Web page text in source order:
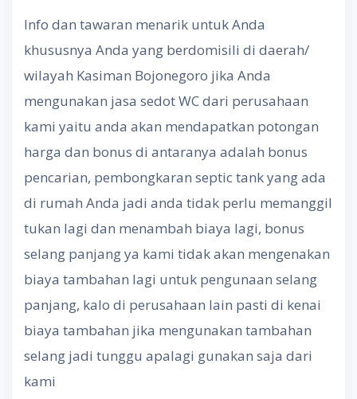
Info dan tawaran menarik untuk Anda
khususnya Anda yang berdomisili di daerah/
wilayah Kasiman Bojonegoro jika Anda
mengunakan jasa sedot WC dari perusahaan
kami yaitu anda akan mendapatkan potongan
harga dan bonus di antaranya adalah bonus
pencarian, pembongkaran septic tank yang ada
di rumah Anda jadi anda tidak perlu memanggil
tukan lagi dan menambah biaya lagi, bonus
selang panjang ya kami tidak akan mengenakan
biaya tambahan lagi untuk pengunaan selang
panjang, kalo di perusahaan lain pasti di kenai
biaya tambahan jika mengunakan tambahan
selang jadi tunggu apalagi gunakan saja dari
kami